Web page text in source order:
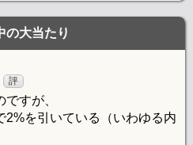
の大当たり
評
すが、
2%を引いている（いわゆる内